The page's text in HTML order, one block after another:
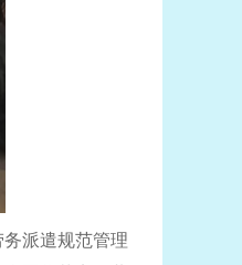
派遣规范管理